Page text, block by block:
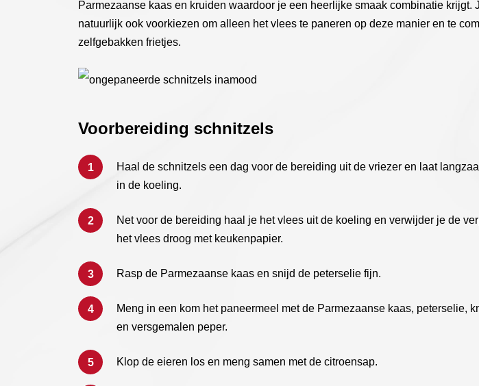
Parmezaanse kaas en kruiden waardoor je een heerlijke smaak combinatie krijgt.
natuurlijk ook voorkiezen om alleen het vlees te paneren op deze manier en te
zelfgebakken frietjes.
Voorbereiding schnitzels
Haal de schnitzels een dag voor de bereiding uit de vriezer en laat
in de koeling.
Net voor de bereiding haal je het vlees uit de koeling en verwijder je de
het vlees droog met keukenpapier.
Rasp de Parmezaanse kaas en snijd de peterselie fijn.
Meng in een kom het paneermeel met de Parmezaanse kaas, peterselie,
en versgemalen peper.
Klop de eieren los en meng samen met de citroensap.